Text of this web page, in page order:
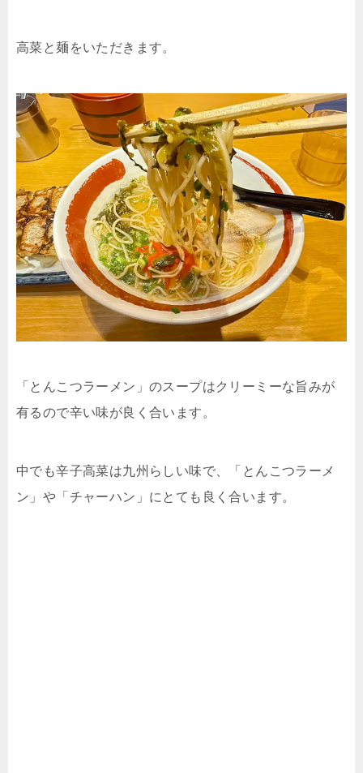
高菜と麺をいただきます。
「とんこつラーメン」のスープはクリーミーな旨みが
有るので辛い味が良く合います。
中でも辛子高菜は九州らしい味で、「とんこつラーメ
ン」や「チャーハン」にとても良く合います。